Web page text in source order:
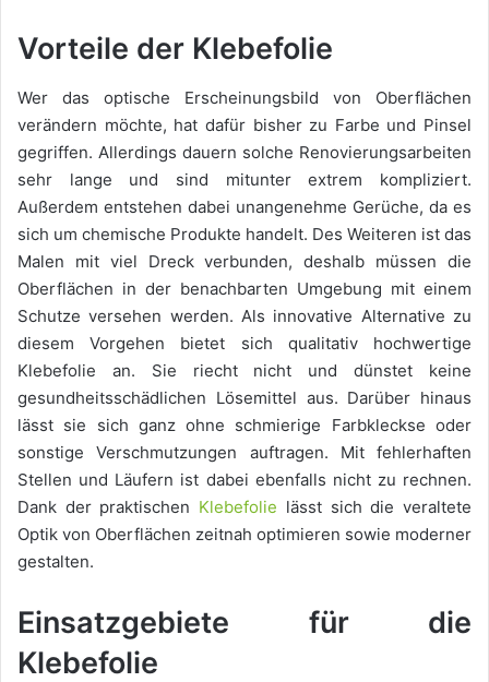
Vorteile der Klebefolie
Wer das optische Erscheinungsbild von Oberflächen
verändern möchte, hat dafür bisher zu Farbe und Pinsel
gegriffen. Allerdings dauern solche Renovierungsarbeiten
sehr lange und sind mitunter extrem kompliziert.
Außerdem entstehen dabei unangenehme Gerüche, da es
sich um chemische Produkte handelt. Des Weiteren ist das
Malen mit viel Dreck verbunden, deshalb müssen die
Oberflächen in der benachbarten Umgebung mit einem
Schutze versehen werden. Als innovative Alternative zu
diesem Vorgehen bietet sich qualitativ hochwertige
Klebefolie an. Sie riecht nicht und dünstet keine
gesundheitsschädlichen Lösemittel aus. Darüber hinaus
lässt sie sich ganz ohne schmierige Farbkleckse oder
sonstige Verschmutzungen auftragen. Mit fehlerhaften
Stellen und Läufern ist dabei ebenfalls nicht zu rechnen.
Dank der praktischen Klebefolie lässt sich die veraltete
Optik von Oberflächen zeitnah optimieren sowie moderner
gestalten.
Einsatzgebiete für die
Klebefolie